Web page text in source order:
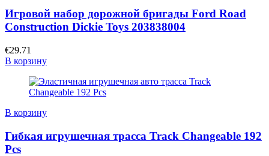
Игровой набор дорожной бригады Ford Road
Construction Dickie Toys 203838004
€29.71
В корзину
В корзину
Гибкая игрушечная трасса Track Changeable 192
Pcs